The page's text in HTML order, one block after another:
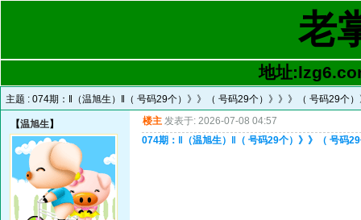
老
地址
主题 : 074期：‖（温旭生）‖（ 号码29个）》》（ 号码29个）》》》（ 号码29个
【温旭生】 楼主 发表于: 2026-07-08 04:57
074期：‖（温旭生）‖（ 号码29个）》》（ 号码